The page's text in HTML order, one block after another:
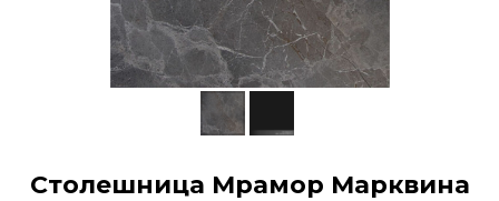
Столешница Мрамор Марквина